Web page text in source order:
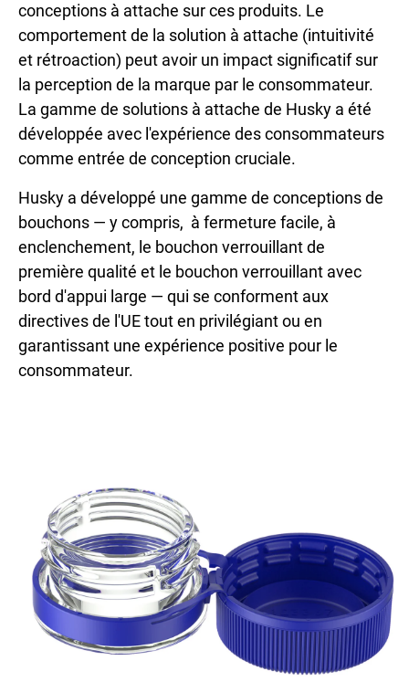
conceptions à attache sur ces produits. Le
comportement de la solution à attache (intuitivité
et rétroaction) peut avoir un impact significatif sur
la perception de la marque par le consommateur.
La gamme de solutions à attache de Husky a été
développée avec l'expérience des consommateurs
comme entrée de conception cruciale.
Husky a développé une gamme de conceptions de
bouchons — y compris, à fermeture facile, à
enclenchement, le bouchon verrouillant de
première qualité et le bouchon verrouillant avec
bord d'appui large — qui se conforment aux
directives de l'UE tout en privilégiant ou en
garantissant une expérience positive pour le
consommateur.